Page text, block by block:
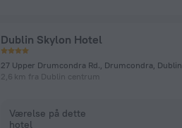
Dublin Skylon Hotel
27 Upper Drumcondra Rd., Drumcondra, Dublin
2,6 km fra Dublin centrum
Værelse på dette
hotel